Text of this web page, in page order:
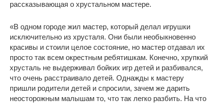
рассказывающая о хрустальном мастере.
«В одном городе жил мастер, который делал игрушки
исключительно из хрусталя. Они были необыкновенно
красивы и стоили целое состояние, но мастер отдавал их
просто так всем окрестным ребятишкам. Конечно, хрупкий
хрусталь не выдерживал бойких игр детей и разбивался,
что очень расстраивало детей. Однажды к мастеру
пришли родители детей и спросили, зачем же дарить
неосторожным малышам то, что так легко разбить. На что